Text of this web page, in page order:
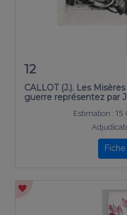
12
CALLOT (J.). Les
guerre représentez par
Estimation : 15